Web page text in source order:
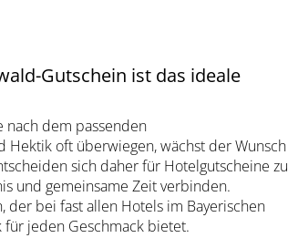
Gutschein ist das ideale
nach dem passenden
Hektik oft überwiegen, wächst der Wunsch
sich daher für Hotelgutscheine zu
und gemeinsame Zeit verbinden.
bei fast allen Hotels im Bayerischen
jeden Geschmack bietet.